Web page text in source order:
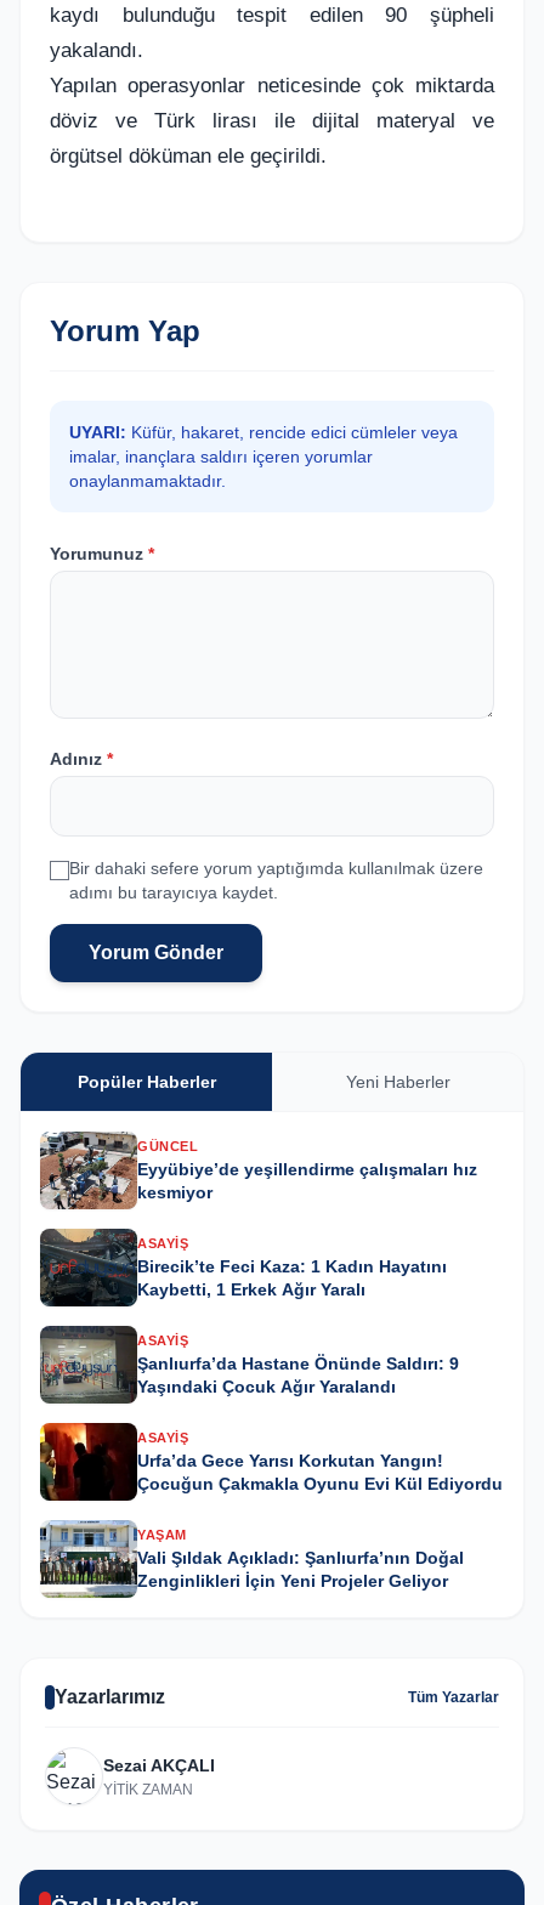
kaydı bulunduğu tespit edilen 90 şüpheli
yakalandı.
Yapılan operasyonlar neticesinde çok miktarda
döviz ve Türk lirası ile dijital materyal ve
örgütsel döküman ele geçirildi.
Yorum Yap
UYARI: Küfür, hakaret, rencide edici cümleler veya
imalar, inançlara saldırı içeren yorumlar
onaylanmamaktadır.
Yorumunuz *
Adınız *
Bir dahaki sefere yorum yaptığımda kullanılmak üzere
adımı bu tarayıcıya kaydet.
Yorum Gönder
Popüler Haberler Yeni Haberler
GÜNCEL
Eyyübiye’de yeşillendirme çalışmaları hız
kesmiyor
ASAYIŞ
Birecik’te Feci Kaza: 1 Kadın Hayatını
Kaybetti, 1 Erkek Ağır Yaralı
ASAYIŞ
Şanlıurfa’da Hastane Önünde Saldırı: 9
Yaşındaki Çocuk Ağır Yaralandı
ASAYIŞ
Urfa’da Gece Yarısı Korkutan Yangın!
Çocuğun Çakmakla Oyunu Evi Kül Ediyordu
YAŞAM
Vali Şıldak Açıkladı: Şanlıurfa’nın Doğal
Zenginlikleri İçin Yeni Projeler Geliyor
Yazarlarımız Tüm Yazarlar
Sezai AKÇALI
YİTİK ZAMAN
GÜNCEL